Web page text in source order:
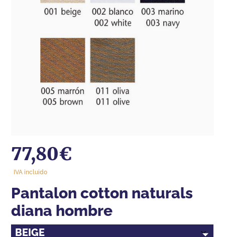
77,80€
IVA incluido
pantalon cotton naturals
diana hombre